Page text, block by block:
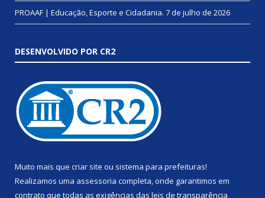
PROAAF | Educação, Esporte e Cidadania. 7 de julho de 2026
DESENVOLVIDO POR CR2
Muito mais que criar site ou sistema para prefeituras!
Realizamos uma assessoria completa, onde garantimos em
contrato que todas as exigências das leis de transparência